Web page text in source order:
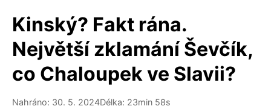
Kinský? Fakt rána.
Největší zklamání Ševčík,
co Chaloupek ve Slavii?
Nahráno: 30. 5. 2024Délka: 23min 58s